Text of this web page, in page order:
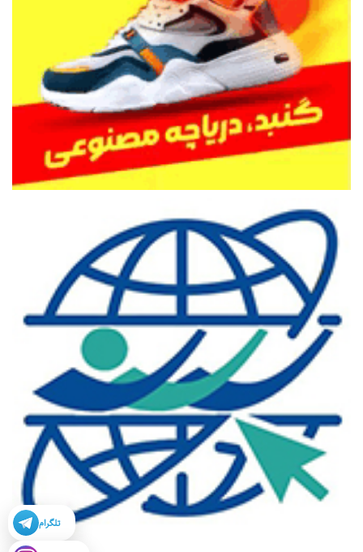
تلگرام